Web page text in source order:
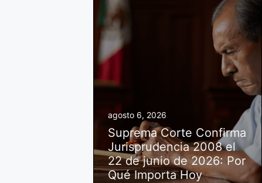
agosto 6, 2026
Suprema Corte Confirma
Jurisprudencia 2008 el
22 de junio de 2026: Por
Qué Importa Hoy